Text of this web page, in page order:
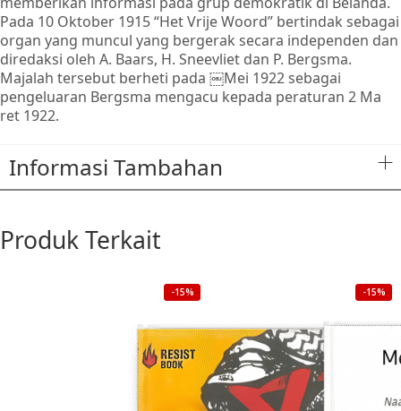
Pada 10 Oktober 1915 “Het Vrije Woord” bertindak sebagai
organ yang muncul yang bergerak secara independen dan
diredaksi oleh A. Baars, H. Sneevliet dan P. Bergsma.
Majalah tersebut berheti pada ￼Mei 1922 sebagai
pengeluaran Bergsma mengacu kepada peraturan 2 Ma
ret 1922.
Informasi Tambahan
Produk Terkait
-15% -15%